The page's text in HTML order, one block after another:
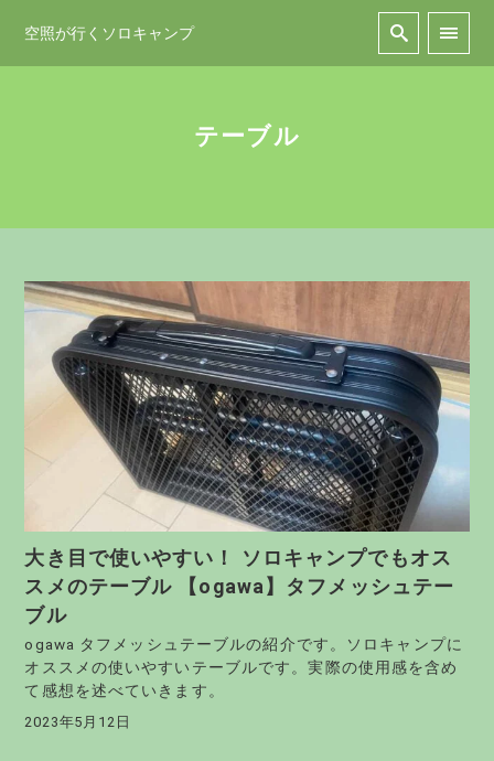
空照が行くソロキャンプ
テーブル
大き目で使いやすい！ ソロキャンプでもオス
スメのテーブル 【ogawa】タフメッシュテー
ブル
ogawa タフメッシュテーブルの紹介です。ソロキャンプに
オススメの使いやすいテーブルです。実際の使用感を含め
て感想を述べていきます。
2023年5月12日